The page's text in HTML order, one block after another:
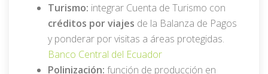
Turismo: integrar Cuenta de Turismo con
créditos por viajes de la Balanza de Pagos
y ponderar por visitas a áreas protegidas.
Banco Central del Ecuador
Polinización: función de producción en